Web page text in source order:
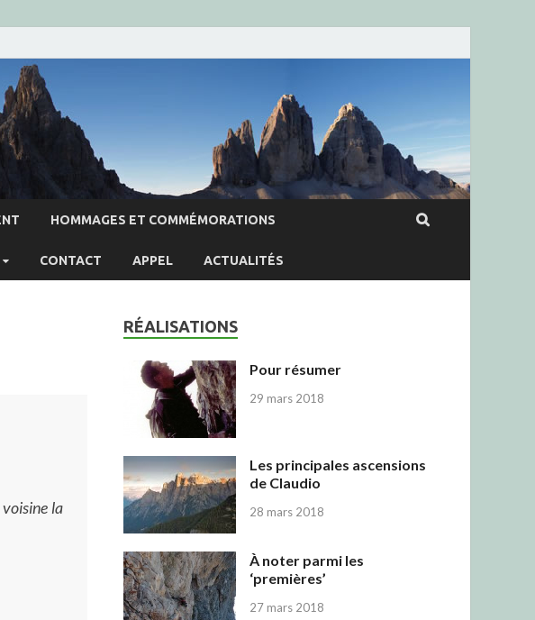
HOMMAGES ET COMMÉMORATIONS
CONTACT APPEL ACTUALITÉS
la
RÉALISATIONS
Pour résumer
29 mars 2018
Les principales ascensions
de Claudio
28 mars 2018
À noter parmi les
‘premières’
27 mars 2018